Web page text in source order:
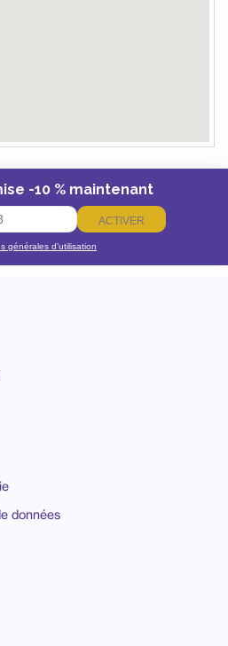
-10 % maintenant
ACTIVER
générales d’utilisation
données